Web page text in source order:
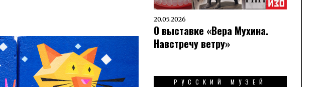
20.05.2026
О выставке «Вера Мухина.
Навстречу ветру»
РУССКИЙ МУЗЕЙ